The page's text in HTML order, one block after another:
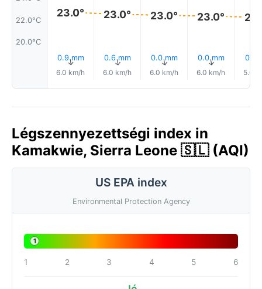
22.0°C
20.0°C
23.0°
0.9 mm
↑
6.0 km/h
23.0°
0.6 mm
↑
6.0 km/h
23.0°
0.0 mm
↑
6.0 km/h
23.0°
0.0 mm
↑
6.0 km/h
0.1
5.0
Légszennyezettségi index in
Kamakwie, Sierra Leone 🇸🇱 (AQI)
US EPA index
Environmental Protection Agency
1
1 2 3 4 5 6